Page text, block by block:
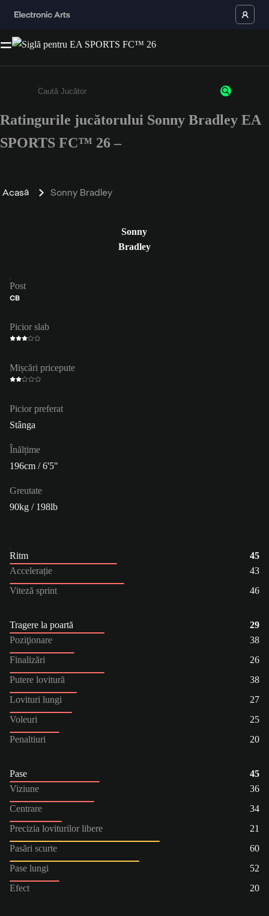
Enter a minimum of 3 characters or numbers
Ratingurile jucătorului Sonny Bradley EA
SPORTS FC™ 26 –
Acasă Sonny Bradley
Sonny
Bradley
Post
CB
Picior slab
Mișcări pricepute
Picior preferat
Stânga
Înălțime
196cm / 6'5"
Greutate
90kg / 198lb
Ritm
45
Accelerație
43
Viteză sprint
46
Tragere la poartă
29
Poziţionare
38
Finalizări
26
Putere lovitură
38
Lovituri lungi
27
Voleuri
25
Penaltiuri
20
Pase
45
Viziune
36
Centrare
34
Precizia loviturilor libere
21
Pasări scurte
60
Pase lungi
52
Efect
20